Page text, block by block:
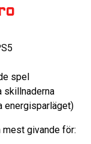
spel
skillnaderna
energisparläget)
mest givande för: